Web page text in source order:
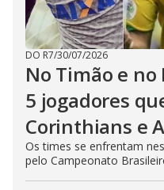
DO R7/30/07/2026
No Timão e
5 jogadores
Corinthians e
Os times se enfrentam
pelo Campeonato